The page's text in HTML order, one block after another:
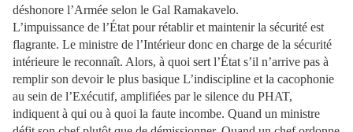
déshonore l’Armée selon le Gal Ramakavelo.
L’impuissance de l’État pour rétablir et maintenir la sécurité est
flagrante. Le ministre de l’Intérieur donc en charge de la sécurité
intérieure le reconnaît. Alors, à quoi sert l’État s’il n’arrive pas à
remplir son devoir le plus basique L’indiscipline et la cacophonie
au sein de l’Exécutif, amplifiées par le silence du PHAT,
indiquent à qui ou à quoi la faute incombe. Quand un ministre